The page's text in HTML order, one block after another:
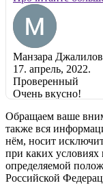
Манзара
17. апрель, 2022.
Проверенный
Очень вкусно!
Swippie
13. февраль, 2022.
Обращаем ваше
также вся
нём, носит
при каких условиях
определяемой
Российской